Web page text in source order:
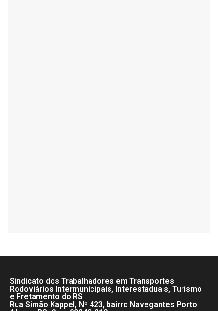
Sindicato dos Trabalhadores em Transportes
Rodoviários Intermunicipais, Interestaduais, Turismo
e Fretamento do RS
Rua Simão Kappel, Nº 423, bairro Navegantes Porto